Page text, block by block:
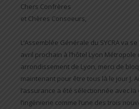
Chers Confrères
et Chères Consoeurs,
L’Assemblée Générale du SYCRA va
avril prochain à l’hôtel Lyon Métropole
arrondissement de Lyon, merci de
maintenant pour être tous là le jour J.
l’assurance a été sélectionnée avec
l’ingénierie comme l’une des trois